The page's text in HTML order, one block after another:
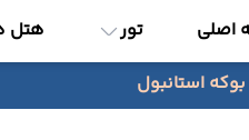
اصلی تور هتل
استانبول